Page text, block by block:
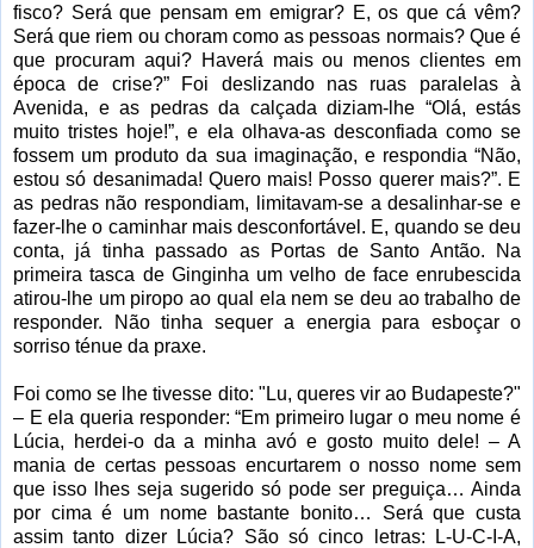
fisco? Será que pensam em emigrar? E, os que cá vêm?
Será que riem ou choram como as pessoas normais? Que é
que procuram aqui? Haverá mais ou menos clientes em
época de crise?” Foi deslizando nas ruas paralelas à
Avenida, e as pedras da calçada diziam-lhe “Olá, estás
muito tristes hoje!”, e ela olhava-as desconfiada como se
fossem um produto da sua imaginação, e respondia “Não,
estou só desanimada! Quero mais! Posso querer mais?”. E
as pedras não respondiam, limitavam-se a desalinhar-se e
fazer-lhe o caminhar mais desconfortável. E, quando se deu
conta, já tinha passado as Portas de Santo Antão. Na
primeira tasca de Ginginha um velho de face enrubescida
atirou-lhe um piropo ao qual ela nem se deu ao trabalho de
responder. Não tinha sequer a energia para esboçar o
sorriso ténue da praxe.
Foi como se lhe tivesse dito: "Lu, queres vir ao Budapeste?"
– E ela queria responder: “Em primeiro lugar o meu nome é
Lúcia, herdei-o da a minha avó e gosto muito dele! – A
mania de certas pessoas encurtarem o nosso nome sem
que isso lhes seja sugerido só pode ser preguiça… Ainda
por cima é um nome bastante bonito… Será que custa
assim tanto dizer Lúcia? São só cinco letras: L-U-C-I-A,